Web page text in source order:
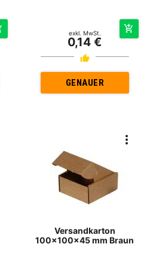
exkl. MwSt.
0,14 €
GENAUER
Versandkarton
100x100x45 mm Braun